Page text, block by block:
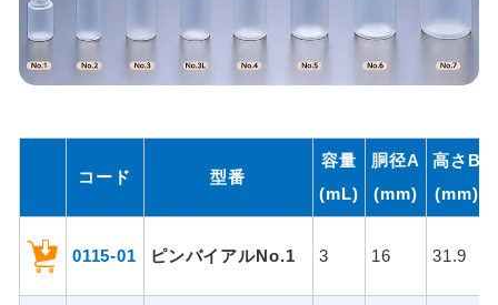
コード 型番
容量
(mL)
胴径A
(mm)
高さB
(mm)
0115-01 ピンバイアルNo.1 3 16 31.9